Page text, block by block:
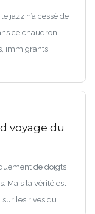
jazz n’a cessé de
ce chaudron
immigrants
voyage du
de doigts
Mais la vérité est
les rives du...